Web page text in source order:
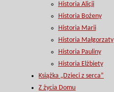
Historia Alicji
Historia Bożeny
Historia Marii
Historia Małgorzaty
Historia Pauliny
Historia Elżbiety
Książka „Dzieci z serca”
Z życia Domu